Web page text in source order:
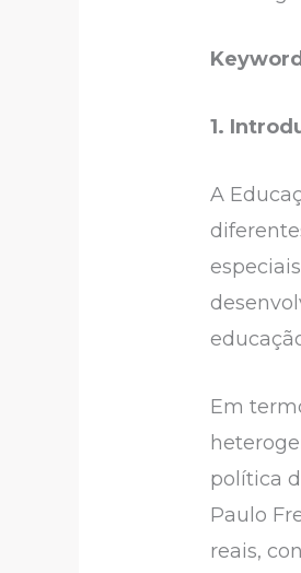
1.
A
Em
política
Paulo
reais,